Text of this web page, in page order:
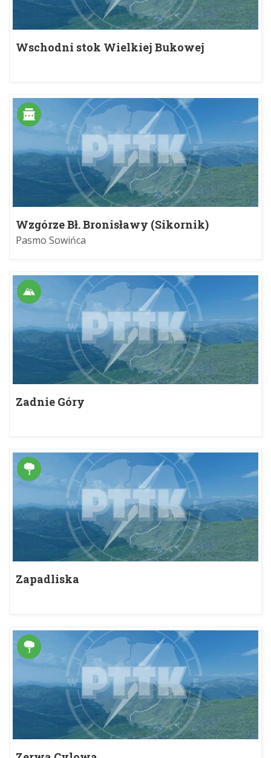
Wschodni stok Wielkiej Bukowej
Wzgórze Bł. Bronisławy (Sikornik)
Pasmo Sowińca
Zadnie Góry
Zapadliska